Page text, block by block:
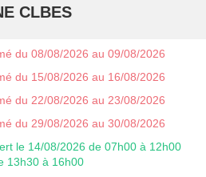
CLBES
du 08/08/2026 au 09/08/2026
du 15/08/2026 au 16/08/2026
du 22/08/2026 au 23/08/2026
du 29/08/2026 au 30/08/2026
le 14/08/2026 de 07h00 à 12h00
13h30 à 16h00